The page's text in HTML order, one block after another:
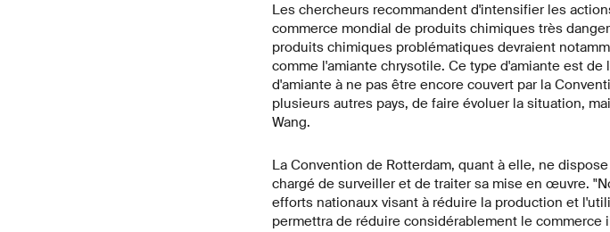
Les chercheurs recommandent d'intensifier les
commerce mondial de produits chimiques très
produits chimiques problématiques devraient
comme l'amiante chrysotile. Ce type d'amiante est
d'amiante à ne pas être encore couvert par la
plusieurs autres pays, de faire évoluer la situation,
Wang.
La Convention de Rotterdam, quant à elle, ne
chargé de surveiller et de traiter sa mise en œuvre.
efforts nationaux visant à réduire la production et
permettra de réduire considérablement le commerce